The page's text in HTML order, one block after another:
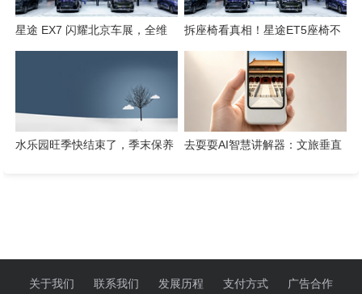
星途 EX7 闪耀北京车展，全维
拆座椅看真相！星途ET5座椅不
只是舒适，技术藏满诚意
水乐园旺季快结束了，季末保养
去耍耍AI智慧讲解器：文旅垂直
关于我们 联系我们 发展历程 支付方式
广告合作